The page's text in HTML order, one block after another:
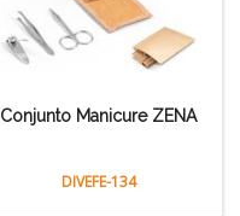
Conjunto Manicure ZENA
DIVEFE-134